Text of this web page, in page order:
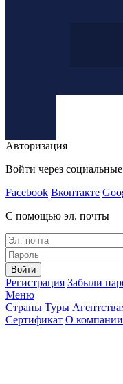
Авторизация
Войти через социальные
Facebook Вконтакте
С помощью эл. почты
Войти
Регистрация Забыли
Меню
Страны Туры
Сертификат О компании